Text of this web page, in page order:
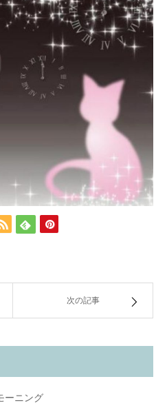
次の記事
ーニング